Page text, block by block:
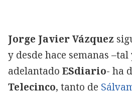
Jorge Javier Vázquez
y desde hace semanas
adelantado ESdiario- ha
Telecinco, tanto de